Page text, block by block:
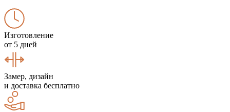
Изготовление
от 5 дней
Замер, дизайн
и доставка бесплатно